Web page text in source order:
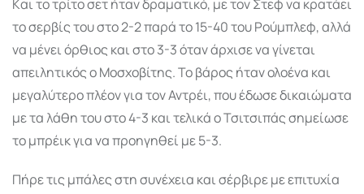
Kαι το τρίτο σετ ήταν δραματικό, με τον Στεφ να κρατάει
το σερβίς του στο 2-2 παρά το 15-40 του Ρούμπλεφ, αλλά
να μένει όρθιος και στο 3-3 όταν άρχισε να γίνεται
απειλητικός ο Μοσχοβίτης. Το βάρος ήταν ολοένα και
μεγαλύτερο πλέον για τον Αντρέι, που έδωσε δικαιώματα
με τα λάθη του στο 4-3 και τελικά ο Τσιτσιπάς σημείωσε
το μπρέικ για να προηγηθεί με 5-3.
Πήρε τις μπάλες στη συνέχεια και σέρβιρε με επιτυχία